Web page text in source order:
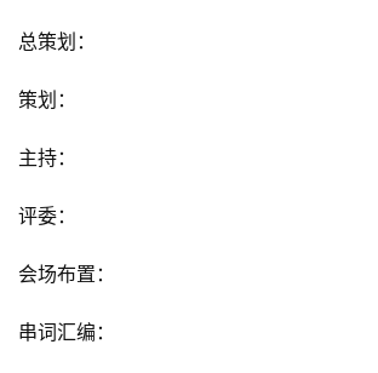
总策划：
策划：
主持：
评委：
会场布置：
串词汇编：